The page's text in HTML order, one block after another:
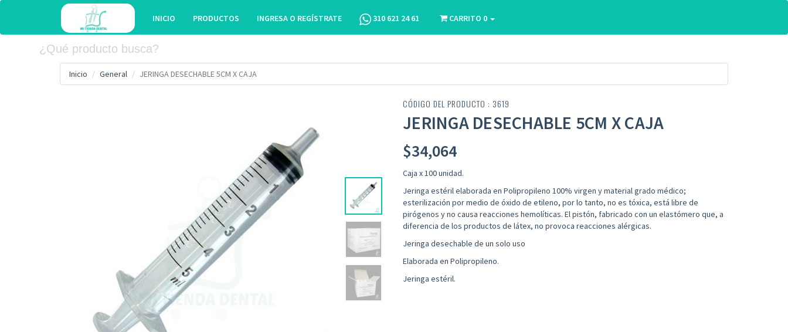
INICIO PRODUCTOS INGRESA O REGÍSTRATE 310 621 24 61 CARRITO 0
Inicio General JERINGA DESECHABLE 5CM X CAJA
CÓDIGO DEL PRODUCTO : 3619
JERINGA DESECHABLE 5CM X CAJA
$34,064
Caja x 100 unidad.
Jeringa estéril elaborada en Polipropileno 100% virgen y material grado médico;
esterilización por medio de óxido de etileno, por lo tanto, no es tóxica, está libre de
pirógenos y no causa reacciones hemolíticas. El pistón, fabricado con un elastómero que, a
diferencia de los productos de látex, no provoca reacciones alérgicas.
Jeringa desechable de un solo uso
Elaborada en Polipropileno.
Jeringa estéril.